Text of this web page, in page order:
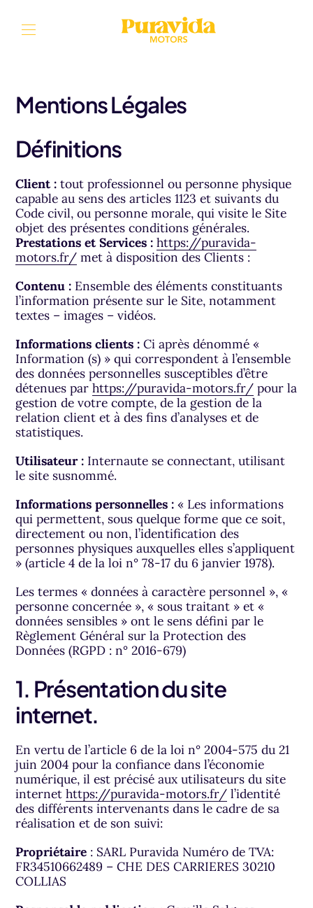
Mentions Légales
Définitions
Client : tout professionnel ou personne physique
capable au sens des articles 1123 et suivants du
Code civil, ou personne morale, qui visite le Site
objet des présentes conditions générales.
Prestations et Services : https://puravida-
motors.fr/ met à disposition des Clients :
Contenu : Ensemble des éléments constituants
l’information présente sur le Site, notamment
textes – images – vidéos.
Informations clients : Ci après dénommé «
Information (s) » qui correspondent à l’ensemble
des données personnelles susceptibles d’être
détenues parhttps://puravida-motors.fr/ pour la
gestion de votre compte, de la gestion de la
relation client et à des fins d’analyses et de
statistiques.
Utilisateur : Internaute se connectant, utilisant
le site susnommé.
Informations personnelles : « Les informations
qui permettent, sous quelque forme que ce soit,
directement ou non, l’identification des
personnes physiques auxquelles elles s’appliquent
» (article 4 de la loi n° 78-17 du 6 janvier 1978).
Les termes « données à caractère personnel », «
personne concernée », « sous traitant » et «
données sensibles » ont le sens défini par le
Règlement Général sur la Protection des
Données (RGPD : n° 2016-679)
1. Présentation du site
internet.
En vertu de l’article 6 de la loi n° 2004-575 du 21
juin 2004 pour la confiance dans l’économie
numérique, il est précisé aux utilisateurs du site
internethttps://puravida-motors.fr/ l’identité
des différents intervenants dans le cadre de sa
réalisation et de son suivi:
Propriétaire : SARL Puravida Numéro de TVA:
FR34510662489 – CHE DES CARRIERES 30210
COLLIAS